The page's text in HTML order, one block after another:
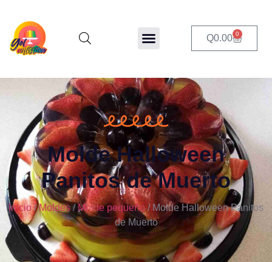
Q0.00 0
Molde Halloween
Panitos de Muerto
Inicio/Moldes/Molde pequeño/ Molde Halloween Panitos
de Muerto